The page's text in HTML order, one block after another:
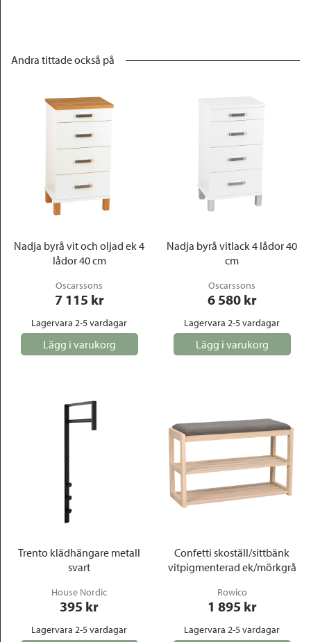
Andra tittade också på
Nadja byrå vit och oljad ek 4
lådor 40 cm
Oscarssons
7 115 kr
Lagervara 2-5 vardagar
Lägg i varukorg
Nadja byrå vitlack 4 lådor 40
cm
Oscarssons
6 580 kr
Lagervara 2-5 vardagar
Lägg i varukorg
Trento klädhängare metall
svart
House Nordic
395 kr
Lagervara 2-5 vardagar
Confetti skoställ/sittbänk
vitpigmenterad ek/mörkgrå
Rowico
1 895 kr
Lagervara 2-5 vardagar